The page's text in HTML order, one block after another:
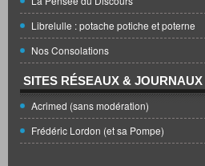
Librelulle : potache potiche et poterne
Nos Consolations
SITES RÉSEAUX & JOURNAUX
Acrimed (sans modération)
Frédéric Lordon (et sa Pompe)